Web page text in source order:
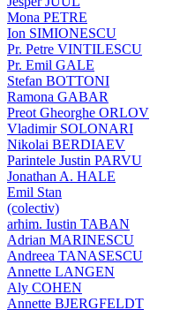
Mona PETRE
Ion SIMIONESCU
Pr. Petre VINTILESCU
Pr. Emil GALE
Stefan BOTTONI
Ramona GABAR
Preot Gheorghe ORLOV
Vladimir SOLONARI
Nikolai BERDIAEV
Parintele Justin PARVU
Jonathan A. HALE
Emil Stan
(colectiv)
arhim. Iustin TABAN
Adrian MARINESCU
Andreea TANASESCU
Annette LANGEN
Aly COHEN
Annette BJERGFELDT